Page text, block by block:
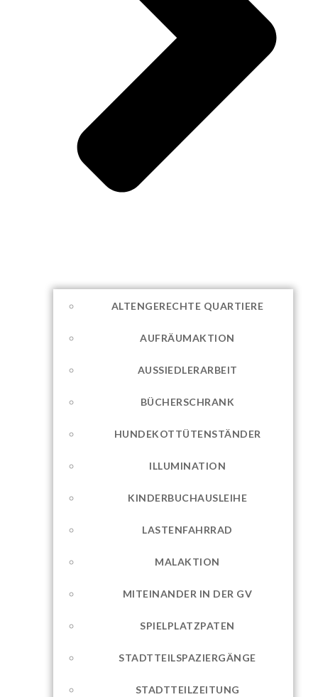
ALTENGERECHTE QUARTIERE
AUFRÄUMAKTION
AUSSIEDLERARBEIT
BÜCHERSCHRANK
HUNDEKOTTÜTENSTÄNDER
ILLUMINATION
KINDERBUCHAUSLEIHE
LASTENFAHRRAD
MALAKTION
MITEINANDER IN DER GV
SPIELPLATZPATEN
STADTTEILSPAZIERGÄNGE
STADTTEILZEITUNG